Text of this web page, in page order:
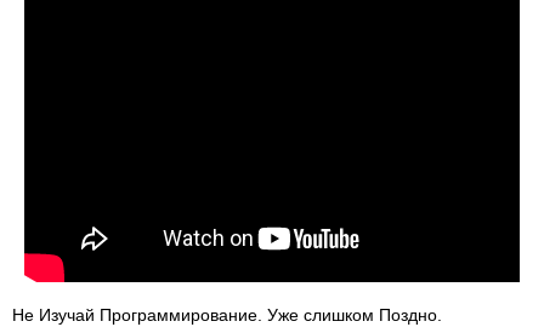
Не Изучай Программирование. Уже слишком Поздно.